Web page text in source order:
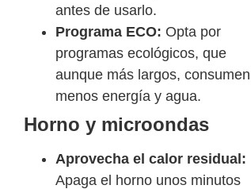
antes de usarlo.
Programa ECO: Opta por
programas ecológicos, que
aunque más largos, consumen
menos energía y agua.
Horno y microondas
Aprovecha el calor residual:
Apaga el horno unos minutos